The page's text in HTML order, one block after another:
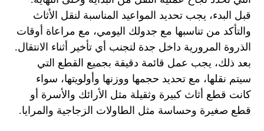
قبل البدء، يجب تحديد المواعيد المناسبة لنقل الأثاث
والتأكد من تناسبها مع جدولك اليومي، مع مراعاة أوقات
الذروة المرورية داخل جدة لتجنب أي تأخير أثناء الانتقال.
بعد ذلك، يجب عمل قائمة دقيقة بجميع القطع التي
سيتم نقلها، مع تحديد حجمها ووزنها وأولويتها، سواء
كانت قطع أثاث كبيرة وثقيلة مثل الأرائك والأسرة أو
قطع صغيرة وحساسة مثل الطاولات الزجاجية والمرايا.